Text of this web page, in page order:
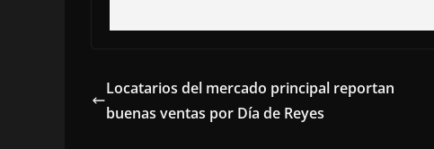
Locatarios del mercado principal reportan
buenas ventas por Día de Reyes